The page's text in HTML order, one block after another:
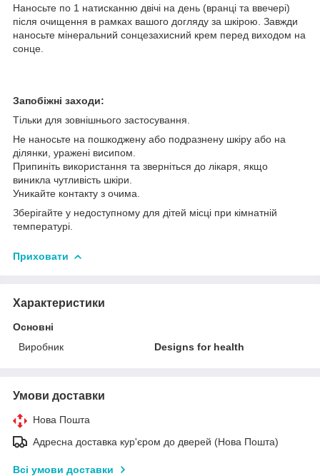
Наносьте по 1 натисканню двічі на день (вранці та ввечері)
після очищення в рамках вашого догляду за шкірою. Завжди
наносьте мінеральний сонцезахисний крем перед виходом на
сонце.
Запобіжні заходи:
Тільки для зовнішнього застосування.
Не наносьте на пошкоджену або подразнену шкіру або на
ділянки, уражені висипом.
Припиніть використання та зверніться до лікаря, якщо
виникла чутливість шкіри.
Уникайте контакту з очима.
Зберігайте у недоступному для дітей місці при кімнатній
температурі.
Приховати
Характеристики
Основні
Виробник
Designs for health
Умови доставки
Нова Пошта
Адресна доставка кур'єром до дверей (Нова Пошта)
Всі умови доставки